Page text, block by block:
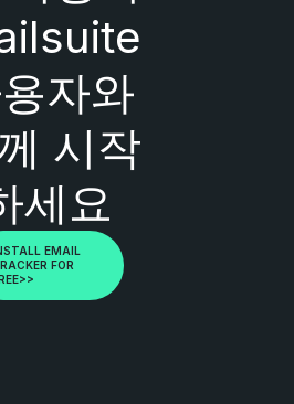
자와
시작
세요
EMAIL
FOR